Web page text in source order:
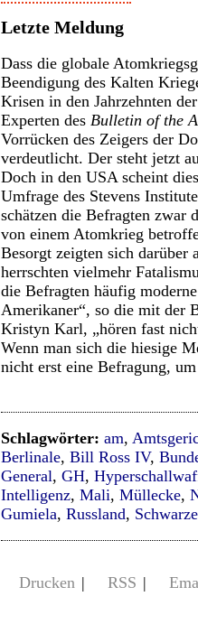
Letzte Meldung
Dass die globale
Beendigung des Kalten
Krisen in den Jahrzehnten
Experten des Bulletin of the
Vorrücken des Zeigers der
verdeutlicht. Der steht jetzt
Doch in den USA scheint
Umfrage des Stevens
schätzen die Befragten zwar
von einem Atomkrieg
Besorgt zeigten sich darüber
herrschten vielmehr
die Befragten häufig
Amerikaner“, so die mit der
Kristyn Karl, „hören fast
Wenn man sich die hiesige
nicht erst eine Befragung,
Schlagwörter: am,
Berlinale, Bill Ross IV,
General, GH,
Intelligenz, Mali, Müllecke,
Gumiela, Russland,
Drucken | RSS |